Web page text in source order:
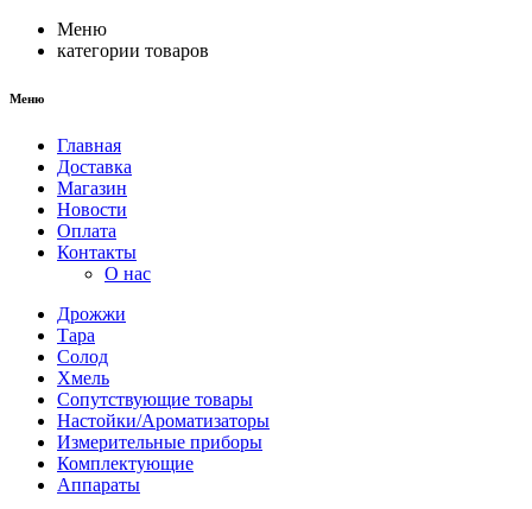
Меню
категории товаров
Меню
Главная
Доставка
Магазин
Новости
Оплата
Контакты
О нас
Дрожжи
Тара
Солод
Хмель
Сопутствующие товары
Настойки/Ароматизаторы
Измерительные приборы
Комплектующие
Аппараты